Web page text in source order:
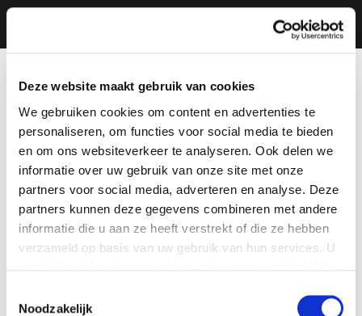
Deze website maakt gebruik van cookies
We gebruiken cookies om content en advertenties te
personaliseren, om functies voor social media te bieden
en om ons websiteverkeer te analyseren. Ook delen we
informatie over uw gebruik van onze site met onze
partners voor social media, adverteren en analyse. Deze
partners kunnen deze gegevens combineren met andere
informatie die u aan ze heeft verstrekt of die ze hebben
verzameld op basis van uw gebruik van hun services. U
Noodzakelijk